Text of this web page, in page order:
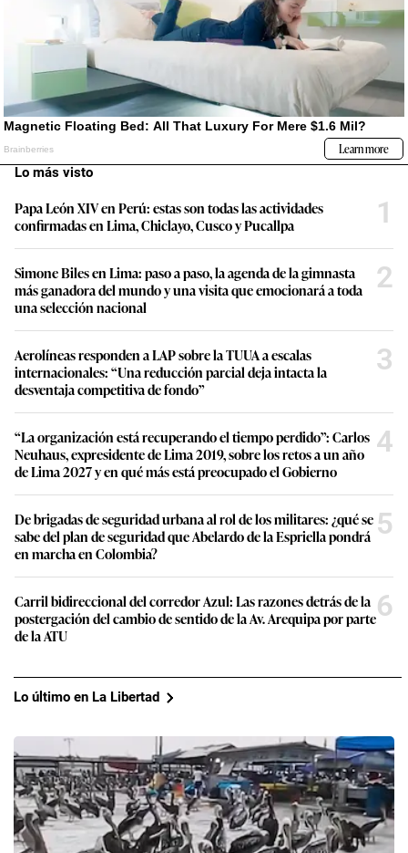
Lo más visto
Papa León XIV en Perú: estas son todas las actividades
confirmadas en Lima, Chiclayo, Cusco y Pucallpa
1
Simone Biles en Lima: paso a paso, la agenda de la gimnasta
más ganadora del mundo y una visita que emocionará a toda
una selección nacional
2
Aerolíneas responden a LAP sobre la TUUA a escalas
internacionales: “Una reducción parcial deja intacta la
desventaja competitiva de fondo”
3
“La organización está recuperando el tiempo perdido”: Carlos
Neuhaus, expresidente de Lima 2019, sobre los retos a un año
de Lima 2027 y en qué más está preocupado el Gobierno
4
De brigadas de seguridad urbana al rol de los militares: ¿qué se
sabe del plan de seguridad que Abelardo de la Espriella pondrá
en marcha en Colombia?
5
Carril bidireccional del corredor Azul: Las razones detrás de la
postergación del cambio de sentido de la Av. Arequipa por parte
de la ATU
6
Lo último en La Libertad